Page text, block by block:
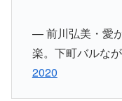
— 前川弘美・愛
楽。下町バルな
2020